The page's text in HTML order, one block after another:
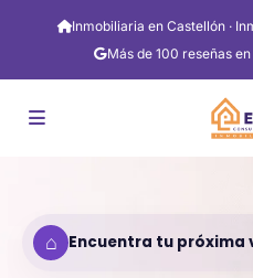
Inmobiliaria en Castellón ·
Más de 100 reseñas
⌂ Encuentra tu próxima